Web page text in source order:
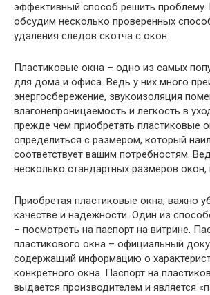
эффективный способ решить проблему.
обсудим несколько проверенных
удаления следов скотча с окон.
Пластиковые окна – одно из самых
для дома и офиса. Ведь у них много
энергосбережение, звукоизоляция
влагонепроницаемость и легкость в
прежде чем приобретать пластиковые
определиться с размером, который
соответствует вашим потребностям.
несколько стандартных размеров окон,
Приобретая пластиковые окна, важно
качестве и надежности. Один из
– посмотреть на паспорт на витрине.
пластикового окна – официальный
содержащий информацию о
конкретного окна. Паспорт на
выдается производителем и является